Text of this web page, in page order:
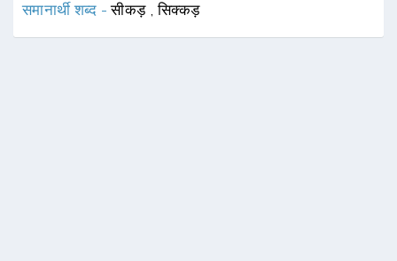
समानार्थी शब्द -सीकड़ ,सिक्कड़